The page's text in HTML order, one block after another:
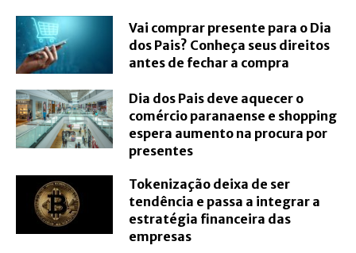
Vai comprar presente para o Dia
dos Pais? Conheça seus direitos
antes de fechar a compra
Dia dos Pais deve aquecer o
comércio paranaense e shopping
espera aumento na procura por
presentes
Tokenização deixa de ser
tendência e passa a integrar a
estratégia financeira das
empresas